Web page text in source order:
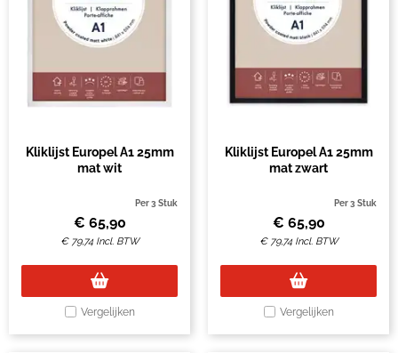
Kliklijst Europel A1 25mm
mat wit
Per 3 Stuk
€ 65,90
€ 79,74 Incl. BTW
Vergelijken
Kliklijst Europel A1 25mm
mat zwart
Per 3 Stuk
€ 65,90
€ 79,74 Incl. BTW
Vergelijken